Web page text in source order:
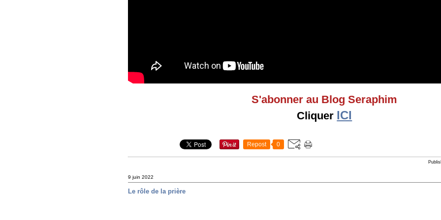
S'abonner au Blog Seraphim
Cliquer ICI
Repost 0
9 juin 2022
Le rôle de la prière